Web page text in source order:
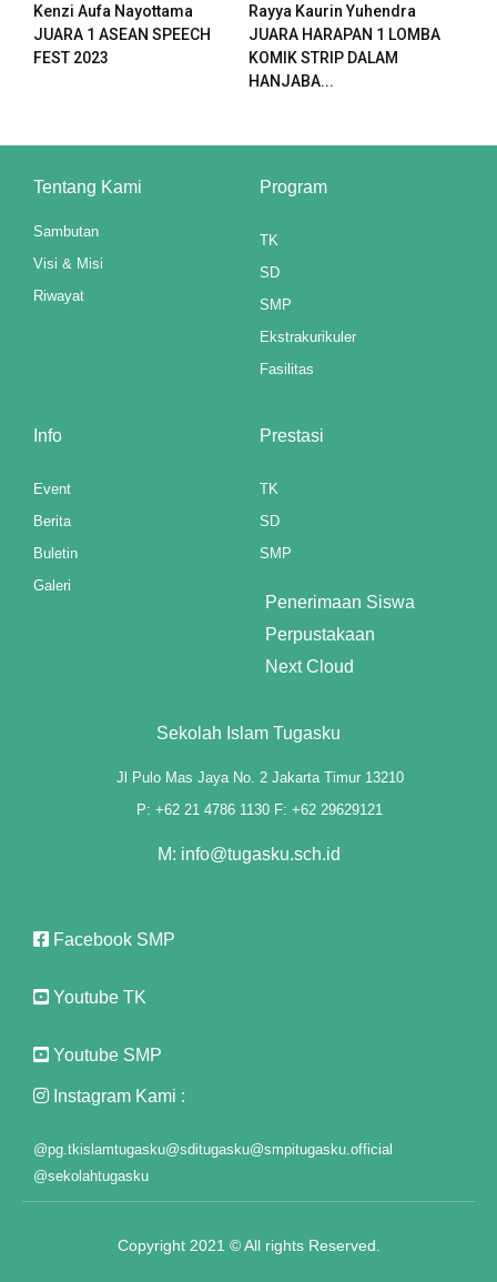
Kenzi Aufa Nayottama
JUARA 1 ASEAN SPEECH
FEST 2023
Rayya Kaurin Yuhendra
JUARA HARAPAN 1 LOMBA
KOMIK STRIP DALAM
HANJABA...
Tentang Kami
Sambutan
Visi & Misi
Riwayat
Program
TK
SD
SMP
Ekstrakurikuler
Fasilitas
Info
Event
Berita
Buletin
Galeri
Prestasi
TK
SD
SMP
Penerimaan Siswa
Perpustakaan
Next Cloud
Sekolah Islam Tugasku
Jl Pulo Mas Jaya No. 2 Jakarta Timur 13210
P: +62 21 4786 1130 F: +62 29629121
M: info@tugasku.sch.id
Facebook SMP
Youtube TK
Youtube SMP
Instagram Kami :
@pg.tkislamtugasku@sditugasku@smpitugasku.official
@sekolahtugasku
Copyright 2021 © All rights Reserved.